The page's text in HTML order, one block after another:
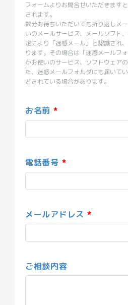
フォームよりお問合せいただきます
されます。
数分お待ちいただいても折り返しメ
いのメールサービス、メールソフト
定により「迷惑メール」と認識され
ります。その場合は「迷惑メールフ
かお使いのサービス、ソフトウェア
た、迷惑メールフォルダにも届いて
どされている場合があります。
お名前
電話番号
メールアドレス
ご相談内容